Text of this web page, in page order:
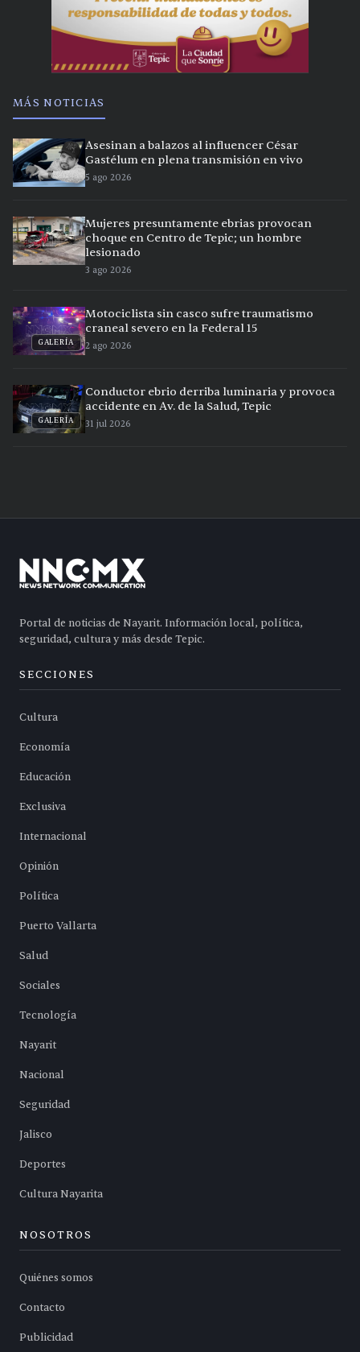
MÁS NOTICIAS
Asesinan a balazos al influencer César
Gastélum en plena transmisión en vivo
5 ago 2026
Mujeres presuntamente ebrias provocan
choque en Centro de Tepic; un hombre
lesionado
3 ago 2026
GALERÍA
Motociclista sin casco sufre traumatismo
craneal severo en la Federal 15
2 ago 2026
GALERÍA
Conductor ebrio derriba luminaria y provoca
accidente en Av. de la Salud, Tepic
31 jul 2026
Portal de noticias de Nayarit. Información local, política,
seguridad, cultura y más desde Tepic.
SECCIONES
Cultura
Economía
Educación
Exclusiva
Internacional
Opinión
Política
Puerto Vallarta
Salud
Sociales
Tecnología
Nayarit
Nacional
Seguridad
Jalisco
Deportes
Cultura Nayarita
NOSOTROS
Quiénes somos
Contacto
Publicidad